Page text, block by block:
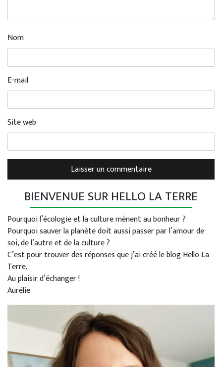
Nom
E-mail
Site web
BIENVENUE SUR HELLO LA TERRE
Pourquoi l’écologie et la culture mènent au bonheur ?
Pourquoi sauver la planète doit aussi passer par l’amour de
soi, de l’autre et de la culture ?
C’est pour trouver des réponses que j’ai créé le blog Hello La
Terre.
Au plaisir d’échanger !
Aurélie